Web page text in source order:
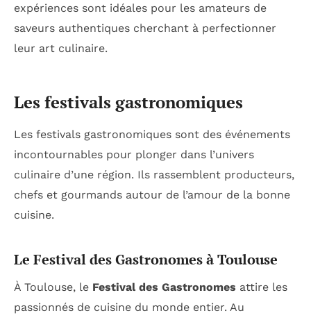
expériences sont idéales pour les amateurs de
saveurs authentiques cherchant à perfectionner
leur art culinaire.
Les festivals gastronomiques
Les festivals gastronomiques sont des événements
incontournables pour plonger dans l’univers
culinaire d’une région. Ils rassemblent producteurs,
chefs et gourmands autour de l’amour de la bonne
cuisine.
Le Festival des Gastronomes à Toulouse
À Toulouse, le Festival des Gastronomes attire les
passionnés de cuisine du monde entier. Au